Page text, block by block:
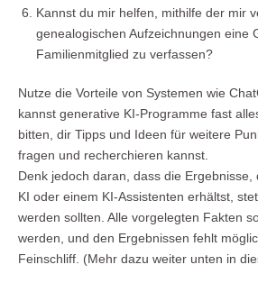
Kannst du mir helfen, mithilfe der mir
genealogischen Aufzeichnungen eine
Familienmitglied zu verfassen?
Nutze die Vorteile von Systemen wie
kannst generative KI-Programme fast
bitten, dir Tipps und Ideen für weitere
fragen und recherchieren kannst.
Denk jedoch daran, dass die
KI oder einem KI-Assistenten erhältst,
werden sollten. Alle vorgelegten Fakten
werden, und den Ergebnissen fehlt
Feinschliff. (Mehr dazu weiter unten in